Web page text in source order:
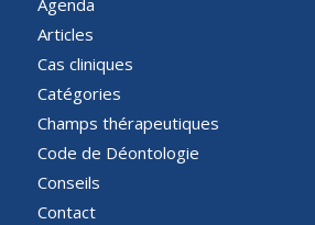
Agenda
Articles
Cas cliniques
Catégories
Champs thérapeutiques
Code de Déontologie
Conseils
Contact